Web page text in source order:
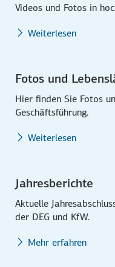
Videos und Fotos in
Weiterlesen
Fotos und
Hier finden Sie Fotos
Geschäftsführung.
Weiterlesen
Jahresberichte
Aktuelle
der DEG und KfW.
Mehr erfahren